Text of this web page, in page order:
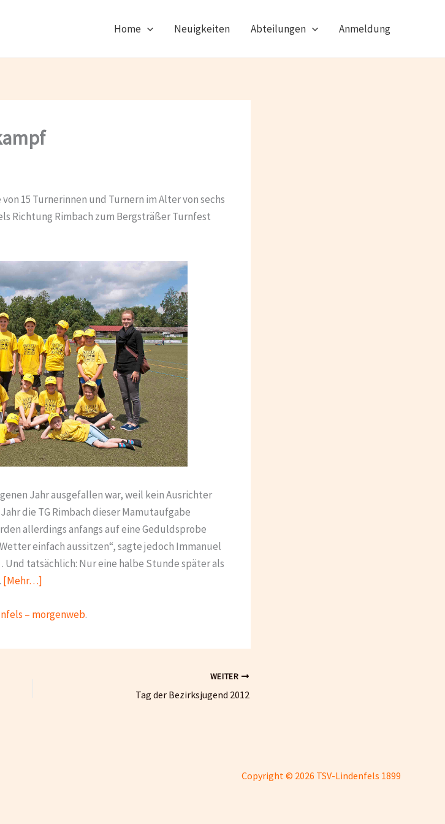
Home Neuigkeiten Abteilungen Anmeldung
15 Turnerinnen und Turnern im Alter von sechs
Richtung Rimbach zum Bergsträßer Turnfest
Jahr ausgefallen war, weil kein Ausrichter
die TG Rimbach dieser Mamutaufgabe
allerdings anfangs auf eine Geduldsprobe
einfach aussitzen“, sagte jedoch Immanuel
Und tatsächlich: Nur eine halbe Stunde später als
[Mehr…]
– morgenweb.
WEITER
Tag der Bezirksjugend 2012
Copyright © 2026 TSV-Lindenfels 1899